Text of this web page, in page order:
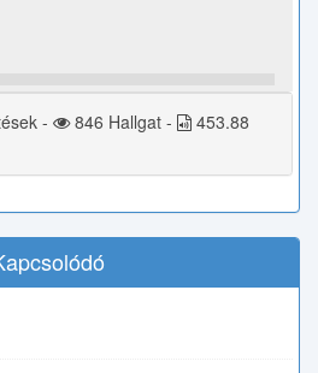
- 846 Hallgat -
453.88